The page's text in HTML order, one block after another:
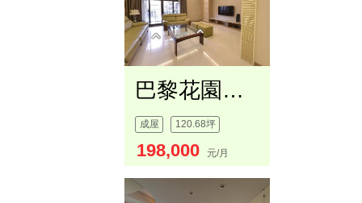
巴黎花園靜謐豪邸
成屋 120.68坪
198,000 元/月